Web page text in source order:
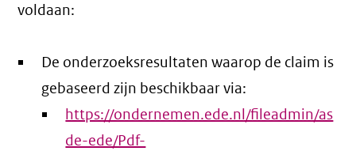
voldaan:
De onderzoeksresultaten waarop de claim is
gebaseerd zijn beschikbaar via:
https://ondernemen.ede.nl/fileadmin/as
de-ede/Pdf-